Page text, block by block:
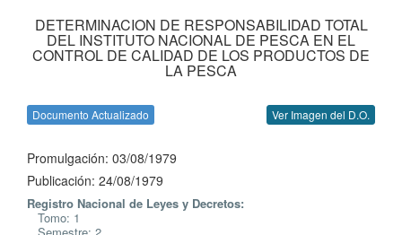
DETERMINACION DE RESPONSABILIDAD TOTAL
DEL INSTITUTO NACIONAL DE PESCA EN EL
CONTROL DE CALIDAD DE LOS PRODUCTOS DE
LA PESCA
Documento Actualizado Ver Imagen del D.O.
Promulgación: 03/08/1979
Publicación: 24/08/1979
Registro Nacional de Leyes y Decretos:
Tomo: 1